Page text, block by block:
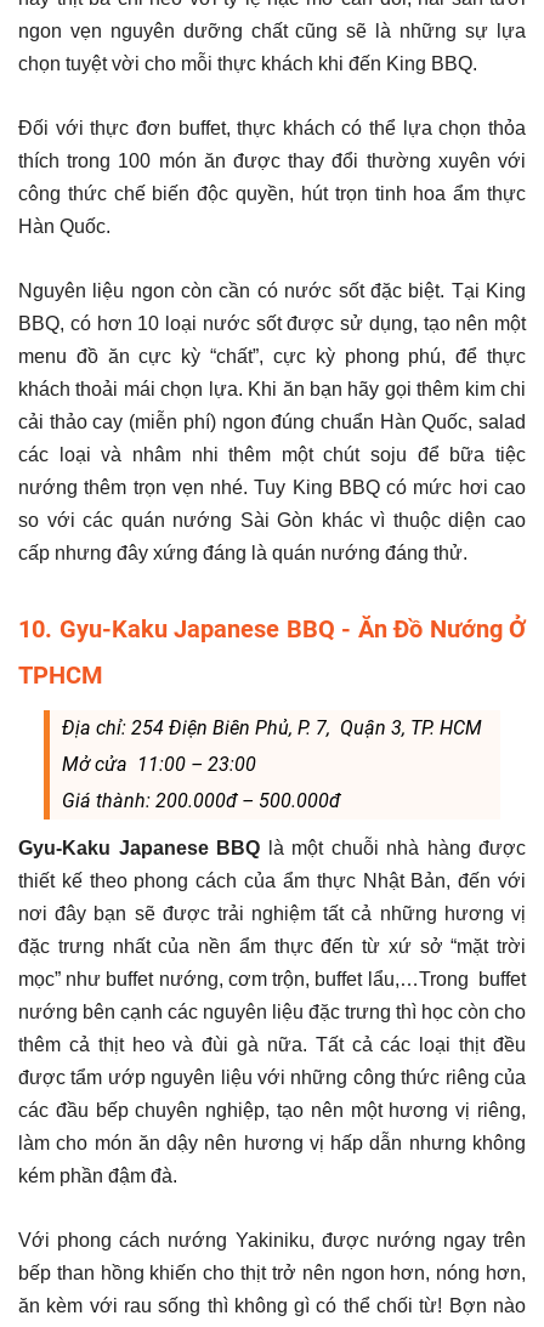
ngon vẹn nguyên dưỡng chất cũng sẽ là những sự lựa
chọn tuyệt vời cho mỗi thực khách khi đến King BBQ.
Đối với thực đơn buffet, thực khách có thể lựa chọn thỏa
thích trong 100 món ăn được thay đổi thường xuyên với
công thức chế biến độc quyền, hút trọn tinh hoa ẩm thực
Hàn Quốc.
Nguyên liệu ngon còn cần có nước sốt đặc biệt. Tại King
BBQ, có hơn 10 loại nước sốt được sử dụng, tạo nên một
menu đồ ăn cực kỳ “chất”, cực kỳ phong phú, để thực
khách thoải mái chọn lựa. Khi ăn bạn hãy gọi thêm kim chi
cải thảo cay (miễn phí) ngon đúng chuẩn Hàn Quốc, salad
các loại và nhâm nhi thêm một chút soju để bữa tiệc
nướng thêm trọn vẹn nhé. Tuy King BBQ có mức hơi cao
so với các quán nướng Sài Gòn khác vì thuộc diện cao
cấp nhưng đây xứng đáng là quán nướng đáng thử.
10. Gyu-Kaku Japanese BBQ - Ăn Đồ Nướng Ở
TPHCM
Địa chỉ: 254 Điện Biên Phủ, P. 7, Quận 3, TP. HCM
Mở cửa 11:00 – 23:00
Giá thành: 200.000đ – 500.000đ
Gyu-Kaku Japanese BBQ là một chuỗi nhà hàng được
thiết kế theo phong cách của ẩm thực Nhật Bản, đến với
nơi đây bạn sẽ được trải nghiệm tất cả những hương vị
đặc trưng nhất của nền ẩm thực đến từ xứ sở “mặt trời
mọc” như buffet nướng, cơm trộn, buffet lẩu,…Trong buffet
nướng bên cạnh các nguyên liệu đặc trưng thì học còn cho
thêm cả thịt heo và đùi gà nữa. Tất cả các loại thịt đều
được tẩm ướp nguyên liệu với những công thức riêng của
các đầu bếp chuyên nghiệp, tạo nên một hương vị riêng,
làm cho món ăn dậy nên hương vị hấp dẫn nhưng không
kém phần đậm đà.
Với phong cách nướng Yakiniku, được nướng ngay trên
bếp than hồng khiến cho thịt trở nên ngon hơn, nóng hơn,
ăn kèm với rau sống thì không gì có thể chối từ! Bợn nào